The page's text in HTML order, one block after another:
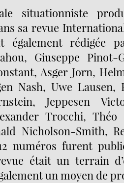
situationniste
sa revue
également rédigée
Giuseppe Pinot-
Asger Jorn,
Nash, Uwe Lausen,
Jeppesen
Trocchi, Théo
Nicholson-Smith,
numéros furent
était un terrain
un moyen de